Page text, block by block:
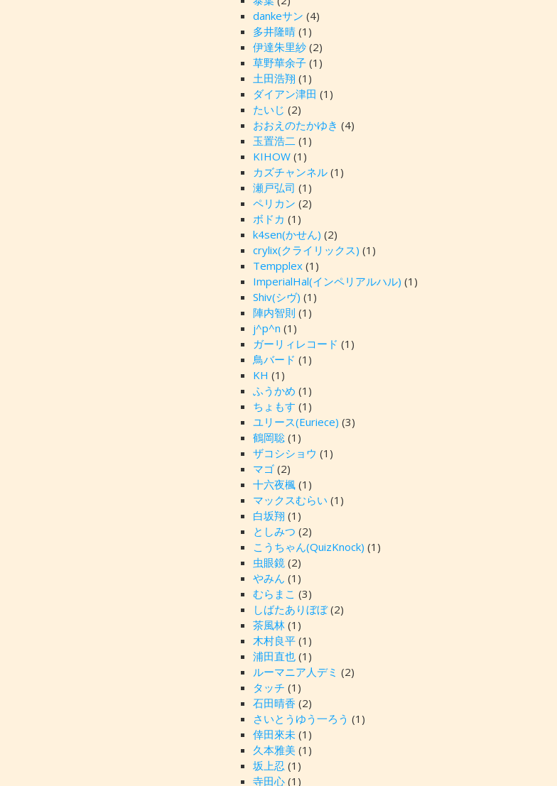
dankeサン (4)
多井隆晴 (1)
伊達朱里紗 (2)
草野華余子 (1)
土田浩翔 (1)
ダイアン津田 (1)
たいじ (2)
おおえのたかゆき (4)
玉置浩二 (1)
KIHOW (1)
カズチャンネル (1)
瀬戸弘司 (1)
ペリカン (2)
ボドカ (1)
k4sen(かせん) (2)
crylix(クライリックス) (1)
Tempplex (1)
ImperialHal(インペリアルハル) (1)
Shiv(シヴ) (1)
陣内智則 (1)
j^p^n (1)
ガーリィレコード (1)
鳥バード (1)
KH (1)
ふうかめ (1)
ちょもす (1)
ユリース(Euriece) (3)
鶴岡聡 (1)
ザコシショウ (1)
マゴ (2)
十六夜楓 (1)
マックスむらい (1)
白坂翔 (1)
としみつ (2)
こうちゃん(QuizKnock) (1)
虫眼鏡 (2)
やみん (1)
むらまこ (3)
しばたありぼぼ(2)
茶風林 (1)
木村良平 (1)
浦田直也 (1)
ルーマニア人デミ (2)
タッチ (1)
石田晴香 (2)
さいとうゆう一ろう (1)
倖田來未 (1)
久本雅美 (1)
坂上忍 (1)
寺田心 (1)